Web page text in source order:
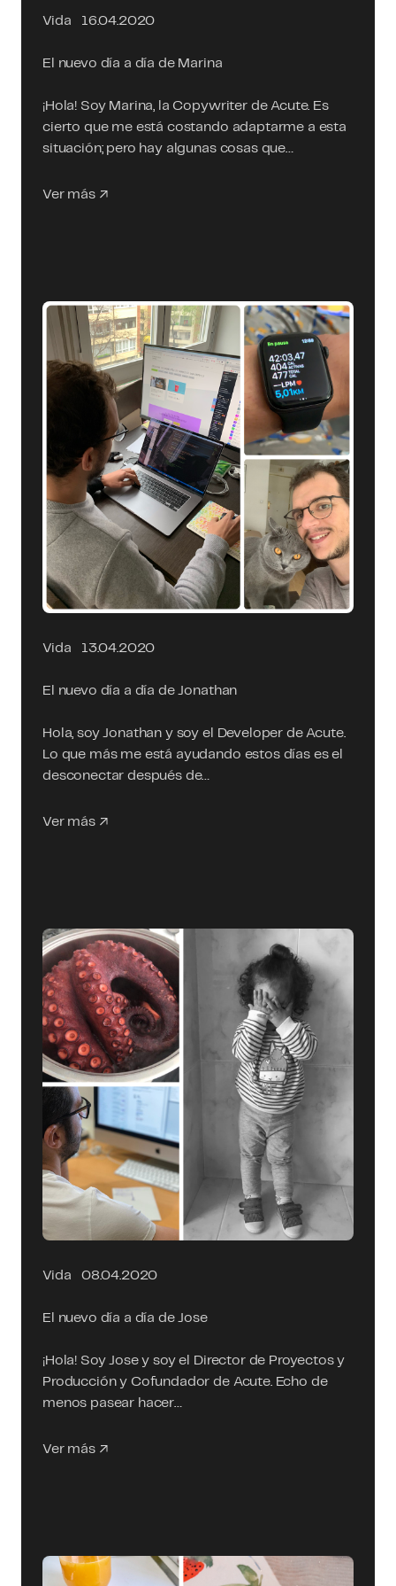
Vida 16.04.2020
El nuevo día a día de Marina
¡Hola! Soy Marina, la Copywriter de Acute. Es
cierto que me está costando adaptarme a esta
situación; pero hay algunas cosas que…
Ver más
Vida 13.04.2020
El nuevo día a día de Jonathan
Hola, soy Jonathan y soy el Developer de Acute.
Lo que más me está ayudando estos días es el
desconectar después de…
Ver más
Vida 08.04.2020
El nuevo día a día de Jose
¡Hola! Soy Jose y soy el Director de Proyectos y
Producción y Cofundador de Acute. Echo de
menos pasear hacer…
Ver más